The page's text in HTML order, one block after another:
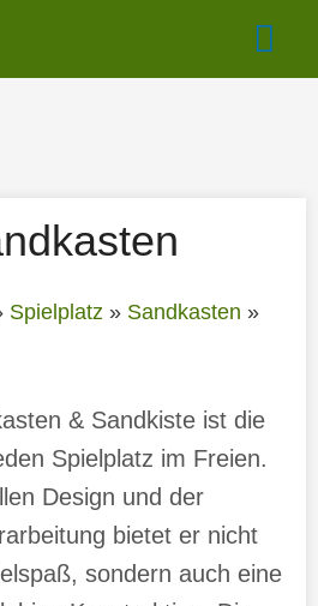
Spielplatz» Sandkasten »
& Sandkiste ist die
Spielplatz im Freien.
Design und der
bietet er nicht
sondern auch eine